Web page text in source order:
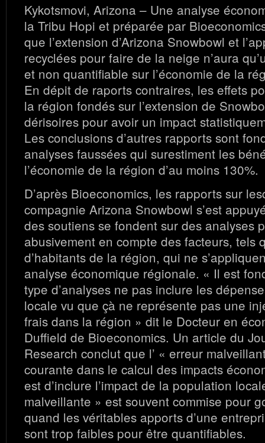
Kykotsmovi, Arizona – Une analyse
la Tribu Hopi et préparée par
que l’extension d’Arizona Snowbowl et
recyclées pour faire de la neige n’aura
et non quantifiable sur l’économie de la
En dépit de raports contraires, les effets
la région fondés sur l’extension de
dérisoires pour avoir un impact
Les conclusions d’autres rapports sont
analyses faussées qui surestiment les
l’économie de la région d’au moins 130%.
D’après Bioeconomics, les rapports sur
compagnie Arizona Snowbowl s’est
des soutiens se fondent sur des analyses
abusivement en compte des facteurs, tels
d’habitants de la région, qui ne
analyse économique régionale. « Il est
type d’analyses ne pas inclure les
locale vu que çà ne représente pas une
frais dans la région » dit le Docteur en
Duffield de Bioeconomics. Un article du
Research conclut que l’ « erreur
courante dans le calcul des impacts
est d’inclure l’impact de la population
malveillante » est souvent commise pour
quand les véritables apports d’une
sont trop faibles pour être quantifiables.